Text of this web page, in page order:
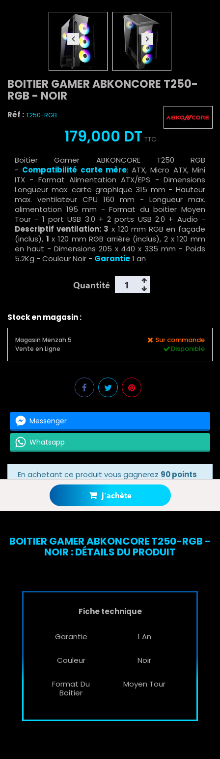
BOITIER GAMER ABKONCORE T250-
RGB - NOIR
Réf : T250-RGB
179,000 DT TTC
Boitier Gamer ABKONCORE T250 RGB
- Compatibilité carte mère: ATX, Micro ATX, Mini
ITX - Format Alimentation ATX/EPS - Dimensions
Longueur max. carte graphique 315 mm - Hauteur
max. ventilateur CPU 160 mm - Longueur max.
alimentation 195 mm - Format du boitier Moyen
Tour - 1 port USB 3.0 + 2 ports USB 2.0 + Audio -
Descriptif ventilation: 3 x 120 mm RGB en façade
(inclus), 1 x 120 mm RGB arrière (inclus), 2 x 120 mm
en haut - Dimensions 205 x 440 x 335 mm - Poids
5.2Kg - Couleur Noir - Garantie1 an
Quantité
j'achète
Stock en magasin :
Magasin Menzah 5 Sur commande
Vente en Ligne Disponible
Messenger
Whatsapp
En achetant ce produit vous gagnerez 90 points
grâce à notre programme de fidélité.
Votre panier totalisera90 points bonus
BOITIER GAMER ABKONCORE T250-RGB -
NOIR : DÉTAILS DU PRODUIT
Fiche technique
Garantie 1 An
Couleur Noir
Format Du
Boitier
Moyen Tour